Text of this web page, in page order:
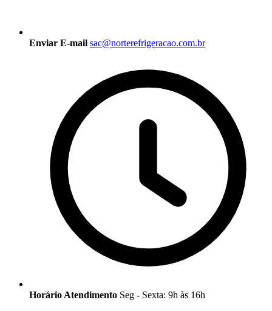
Enviar E-mail sac@norterefrigeracao.com.br
Horário Atendimento Seg - Sexta: 9h às 16h